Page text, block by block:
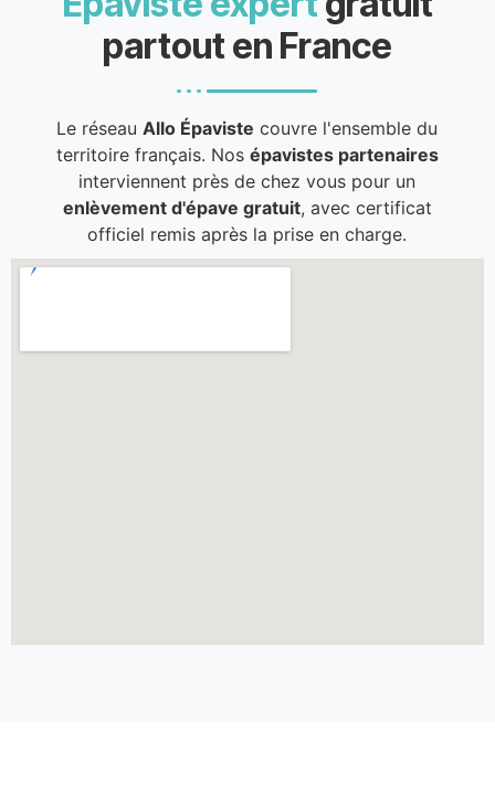
partout en France
Le réseauAllo Épaviste couvre l'ensemble du
territoire français. Nos épavistes partenaires
interviennent près de chez vous pour un
enlèvement d'épave gratuit, avec certificat
officiel remis après la prise en charge.